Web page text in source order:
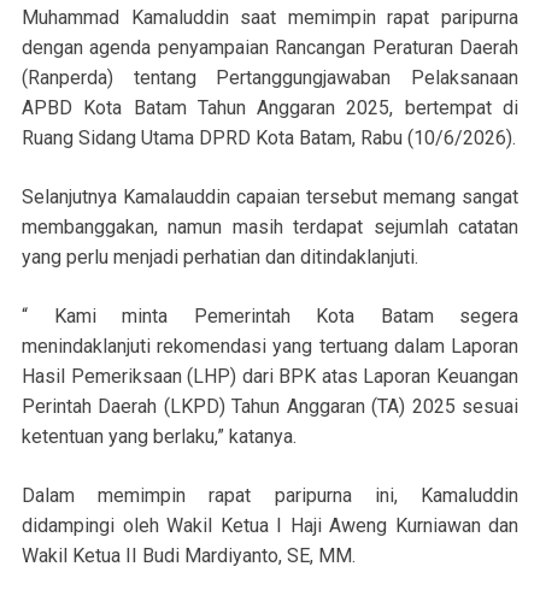
Muhammad Kamaluddin saat memimpin rapat paripurna
dengan agenda penyampaian Rancangan Peraturan Daerah
(Ranperda) tentang Pertanggungjawaban Pelaksanaan
APBD Kota Batam Tahun Anggaran 2025, bertempat di
Ruang Sidang Utama DPRD Kota Batam, Rabu (10/6/2026).
Selanjutnya Kamalauddin capaian tersebut memang sangat
membanggakan, namun masih terdapat sejumlah catatan
yang perlu menjadi perhatian dan ditindaklanjuti.
“ Kami minta Pemerintah Kota Batam segera
menindaklanjuti rekomendasi yang tertuang dalam Laporan
Hasil Pemeriksaan (LHP) dari BPK atas Laporan Keuangan
Perintah Daerah (LKPD) Tahun Anggaran (TA) 2025 sesuai
ketentuan yang berlaku,” katanya.
Dalam memimpin rapat paripurna ini, Kamaluddin
didampingi oleh Wakil Ketua I Haji Aweng Kurniawan dan
Wakil Ketua II Budi Mardiyanto, SE, MM.